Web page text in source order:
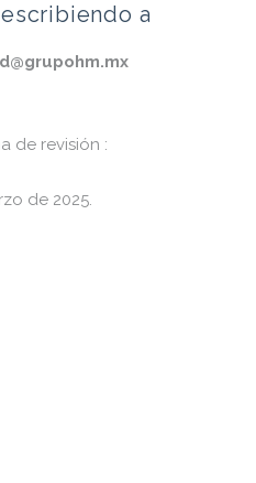
a
de revisión :
de 2025.